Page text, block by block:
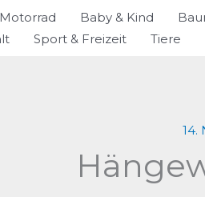
Baby & Kind
Sport & Freizeit Tiere
14.